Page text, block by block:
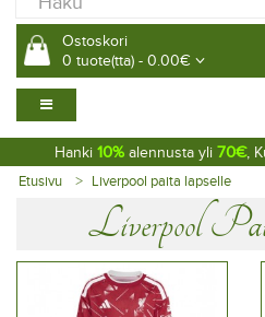
Ostoskori
0 tuote(tta) - 0.00€
Hanki 10% alennusta yli 70€,
Etusivu Liverpool paita lapselle
Liverpool